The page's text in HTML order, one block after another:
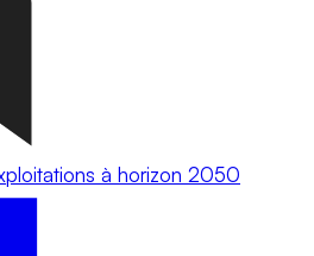
à horizon 2050